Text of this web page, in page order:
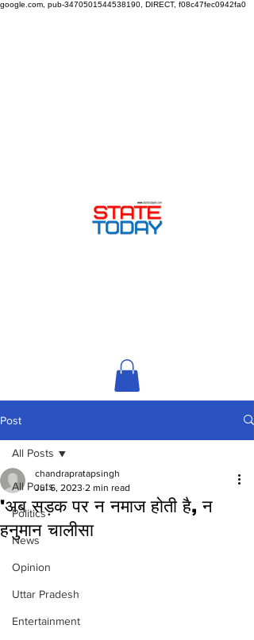
google.com, pub-3470501544538190, DIRECT, f08c47fec0942fa0
Post
All Posts
Politics
News
Opinion
Uttar Pradesh
Entertainment
All Posts
'अब सड़क पर न नमाज होती है, न
हनुमान चालीसा
chandrapratapsingh
Jul 6, 2023 2 min read